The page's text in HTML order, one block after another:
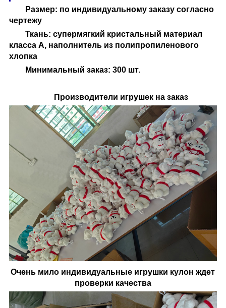
Размер: по индивидуальному заказу согласно
чертежу
Ткань: супермягкий кристальный материал
класса А, наполнитель из полипропиленового
хлопка
Минимальный заказ: 300 шт.
Производители игрушек на заказ
Очень мило индивидуальные игрушки кулон ждет
проверки качества